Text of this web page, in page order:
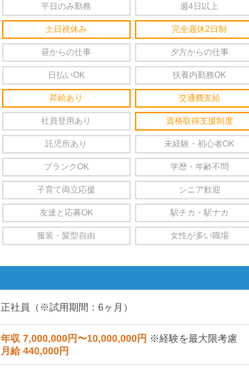
平日のみ勤務 週4日以上
土日祝休み 完全週休2日制
昼からの仕事 夕方からの仕事
日払いOK 扶養内勤務OK
昇給あり 交通費支給
社員登用あり 資格取得支援制度
託児所あり 未経験・初心者OK
ブランクOK 学歴・年齢不問
子育て両立応援 シニア歓迎
友達と応募OK 駅チカ・駅ナカ
服装・髪型自由 女性が多い職場
正社員（※試用期間：6ヶ月）
年収 7,000,000円〜10,000,000円 ※経験を最大限考慮
月給 440,000円